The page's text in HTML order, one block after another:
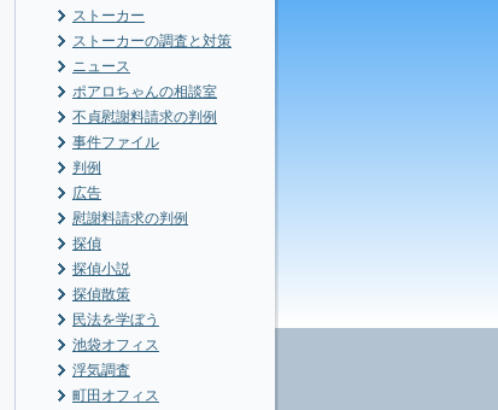
ストーカー
ストーカーの調査と対策
ニュース
ポアロちゃんの相談室
不貞慰謝料請求の判例
事件ファイル
判例
広告
慰謝料請求の判例
探偵
探偵小説
探偵散策
民法を学ぼう
池袋オフィス
浮気調査
町田オフィス